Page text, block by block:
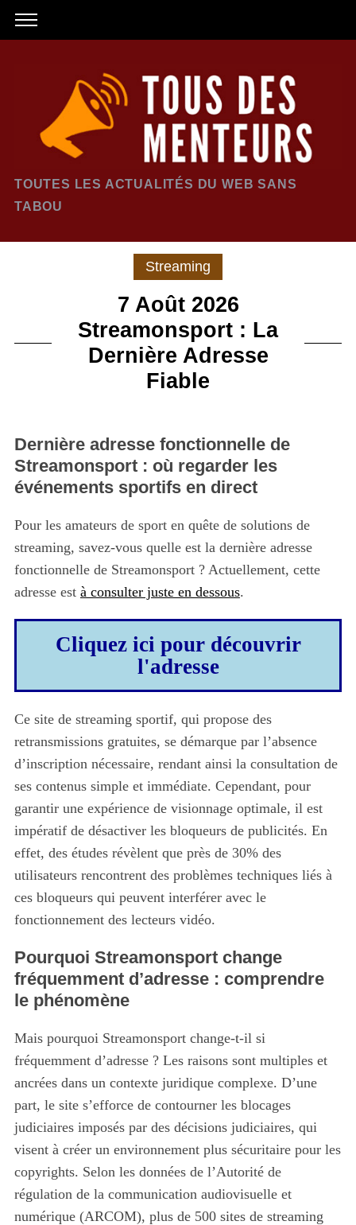
TOUTES LES ACTUALITÉS DU WEB SANS
TABOU
Streaming
7 Août 2026
Streamonsport : La
Dernière Adresse
Fiable
Dernière adresse fonctionnelle de
Streamonsport : où regarder les
événements sportifs en direct
Pour les amateurs de sport en quête de solutions de
streaming, savez-vous quelle est la dernière adresse
fonctionnelle de Streamonsport ? Actuellement, cette
adresse est à consulter juste en dessous.
Cliquez ici pour découvrir
l'adresse
Ce site de streaming sportif, qui propose des
retransmissions gratuites, se démarque par l’absence
d’inscription nécessaire, rendant ainsi la consultation de
ses contenus simple et immédiate. Cependant, pour
garantir une expérience de visionnage optimale, il est
impératif de désactiver les bloqueurs de publicités. En
effet, des études révèlent que près de 30% des
utilisateurs rencontrent des problèmes techniques liés à
ces bloqueurs qui peuvent interférer avec le
fonctionnement des lecteurs vidéo.
Pourquoi Streamonsport change
fréquemment d’adresse : comprendre
le phénomène
Mais pourquoi Streamonsport change-t-il si
fréquemment d’adresse ? Les raisons sont multiples et
ancrées dans un contexte juridique complexe. D’une
part, le site s’efforce de contourner les blocages
judiciaires imposés par des décisions judiciaires, qui
visent à créer un environnement plus sécuritaire pour les
copyrights. Selon les données de l’Autorité de
régulation de la communication audiovisuelle et
numérique (ARCOM), plus de 500 sites de streaming